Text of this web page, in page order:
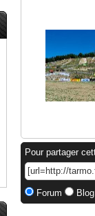
Pour partager
Forum